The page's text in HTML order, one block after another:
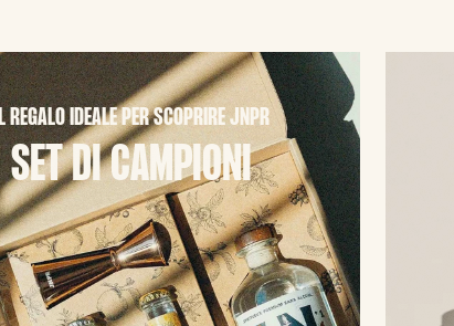
IL REGALO IDEALE PER SCOPRIRE JNPR
SET DI CAMPIONI